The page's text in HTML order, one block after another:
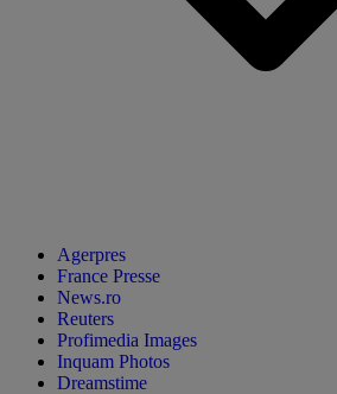
Agerpres
France Presse
News.ro
Reuters
Profimedia Images
Inquam Photos
Dreamstime